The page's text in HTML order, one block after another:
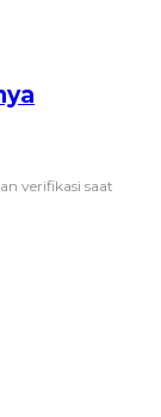
verifikasi saat